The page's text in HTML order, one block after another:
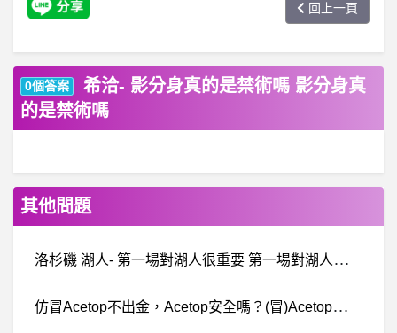
回上一頁
0個答案
希洽- 影分身真的是禁術嗎 影分身真
的是禁術嗎
其他問題
洛
杉磯 湖人- 第一場對湖人很重要 第一場對湖人很重要
仿
冒Acetop不出金，Acetop安全嗎？(冒)Acetop投資詐騙、(冒)Acetop交易所詐騙、Acetop詐騙、黃金投資詐騙、跟單交易詐騙